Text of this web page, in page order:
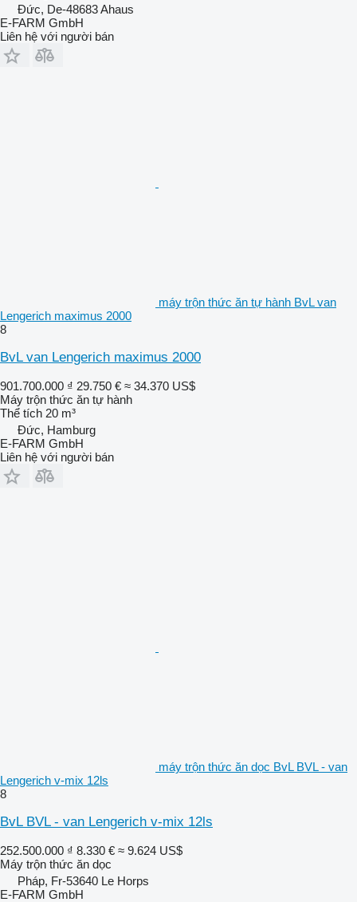
Đức, De-48683 Ahaus
E-FARM GmbH
Liên hệ với người bán
máy trộn thức ăn tự hành BvL van
Lengerich maximus 2000
8
BvL van Lengerich maximus 2000
901.700.000 ₫ 29.750 € ≈ 34.370 US$
Máy trộn thức ăn tự hành
Thể tích 20 m³
Đức, Hamburg
E-FARM GmbH
Liên hệ với người bán
máy trộn thức ăn dọc BvL BVL - van
Lengerich v-mix 12ls
8
BvL BVL - van Lengerich v-mix 12ls
252.500.000 ₫ 8.330 € ≈ 9.624 US$
Máy trộn thức ăn dọc
Pháp, Fr-53640 Le Horps
E-FARM GmbH